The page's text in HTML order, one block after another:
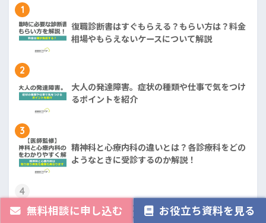
1
復職診断書はすぐもらえる？もらい方は？料金
相場やもらえないケースについて解説
2
大人の発達障害。症状の種類や仕事で気をつけ
るポイントを紹介
3
精神科と心療内科の違いとは？各診療科をどの
ようなときに受診するのか解説！
4
新入社員に起こりやすい適応障害とは。症状や
企業の対策も紹介
無料相談に申し込む お役立ち資料を見る